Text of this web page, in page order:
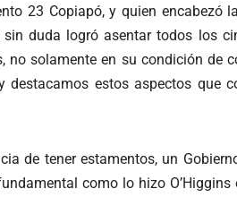
23 Copiapó, y quien
duda logró asentar todos los
no solamente en su condición
estos aspectos que
de tener estamentos, un
como lo hizo